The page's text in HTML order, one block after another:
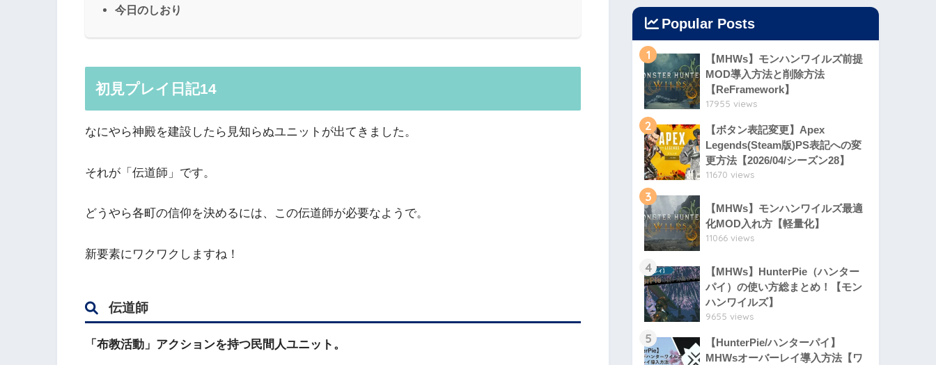
今日のしおり
初見プレイ日記14
なにやら神殿を建設したら見知らぬユニットが出てきました。
それが「伝道師」です。
どうやら各町の信仰を決めるには、この伝道師が必要なようで。
新要素にワクワクしますね！
伝道師
「布教活動」アクションを持つ民間人ユニット。
Popular Posts
1
【MHWs】モンハンワイルズ前提
MOD導入方法と削除方法
【ReFramework】
17955 views
2
【ボタン表記変更】Apex
Legends(Steam版)PS表記への変
更方法【2026/04/シーズン28】
11670 views
3
【MHWs】モンハンワイルズ最適
化MOD入れ方【軽量化】
11066 views
4
【MHWs】HunterPie（ハンター
パイ）の使い方総まとめ！【モン
ハンワイルズ】
9655 views
5
【HunterPie/ハンターパイ】
MHWsオーバーレイ導入方法【ワ